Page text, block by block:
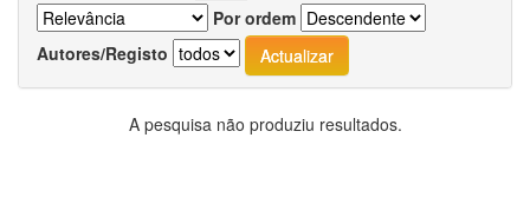
Por ordem
Autores/Registo
A pesquisa não produziu resultados.